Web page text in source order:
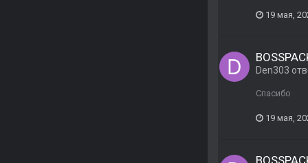
19 мая,
Den303
Спасибо
19 мая,